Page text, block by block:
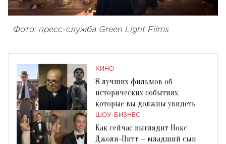
Фото: пресс-служба Green Light Films
КИНО
8 лучших фильмов об
исторических событиях,
которые вы должны увидеть
ШОУ-БИЗНЕС
Как сейчас выглядит Нокс
Джоли-Питт — младший сын